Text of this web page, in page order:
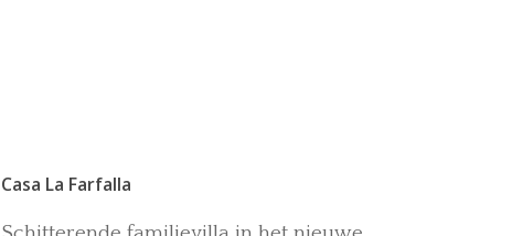
Casa La Farfalla